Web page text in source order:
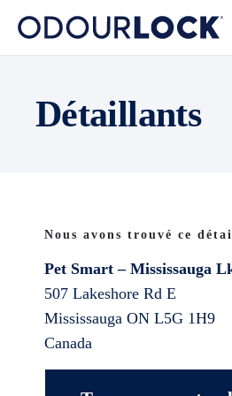
Détaillants
Nous avons trouvé ce
Pet Smart – Mississauga
507 Lakeshore Rd E
Mississauga ON L5G 1H9
Canada